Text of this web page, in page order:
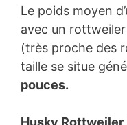
Le poids moyen
avec un
(très proche des
taille se situe
pouces.
Husky Rottweiler